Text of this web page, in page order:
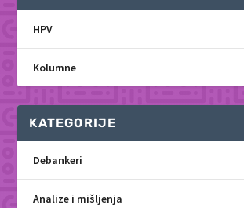
HPV
Kolumne
KATEGORIJE
Debankeri
Analize i mišljenja